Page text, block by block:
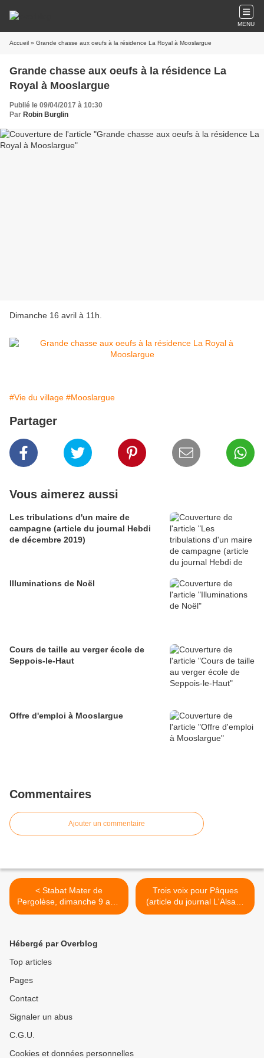
MENU
Accueil » Grande chasse aux oeufs à la résidence La Royal à Mooslargue
Grande chasse aux oeufs à la résidence La
Royal à Mooslargue
Publié le 09/04/2017 à 10:30
Par Robin Burglin
Dimanche 16 avril à 11h.
#Vie du village #Mooslargue
Partager
Vous aimerez aussi
Les tribulations d'un maire de
campagne (article du journal Hebdi
de décembre 2019)
Illuminations de Noël
Cours de taille au verger école de
Seppois-le-Haut
Offre d'emploi à Mooslargue
Commentaires
Ajouter un commentaire
< Stabat Mater de
Pergolèse, dimanche 9 avril
16h30 à église saint-Blaise
Trois voix pour Pâques
(article du journal L'Alsace
du 06/04/2017) >
Hébergé par Overblog
Top articles
Pages
Contact
Signaler un abus
C.G.U.
Cookies et données personnelles